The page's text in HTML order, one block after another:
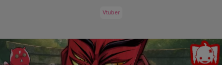
Vtuber